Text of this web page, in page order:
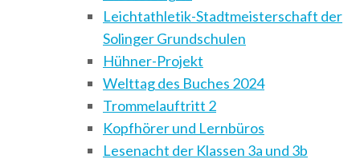
Leichtathletik-Stadtmeisterschaft der
Solinger Grundschulen
Hühner-Projekt
Welttag des Buches 2024
Trommelauftritt 2
Kopfhörer und Lernbüros
Lesenacht der Klassen 3a und 3b